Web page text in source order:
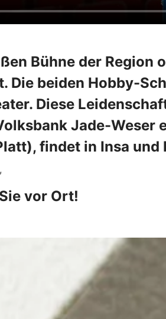
Bühne der Region
Die beiden Hobby-
Diese
Jade-Weser
findet in Insa
vor Ort!